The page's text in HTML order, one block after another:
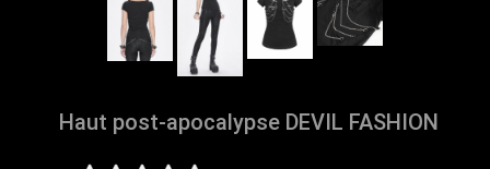
Haut post-apocalypse DEVIL FASHION